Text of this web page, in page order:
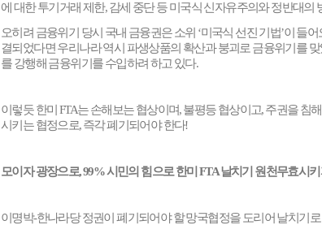
에 대한 투기거래 제한,감세 중단 등 미국식 신자유주의와 정반대의
오히려 금융위기 당시 국내 금융권은 소위 ‘미국식 선진 기법’이 들어
결되었다면 우리나라 역시 파생상품의 확산과 붕괴로 금융위기를
를 강행해 금융위기를 수입하려 하고 있다.
이렇듯 한미 FTA는 손해보는 협상이며,불평등 협상이고,주권을 침
시키는 협정으로,즉각 폐기되어야 한다!
모이자 광장으로, 99%시민의 힘으로 한미FTA날치기 원천무효시
이명박-한나라당 정권이 폐기되어야 할 망국협정을 도리어 날치기